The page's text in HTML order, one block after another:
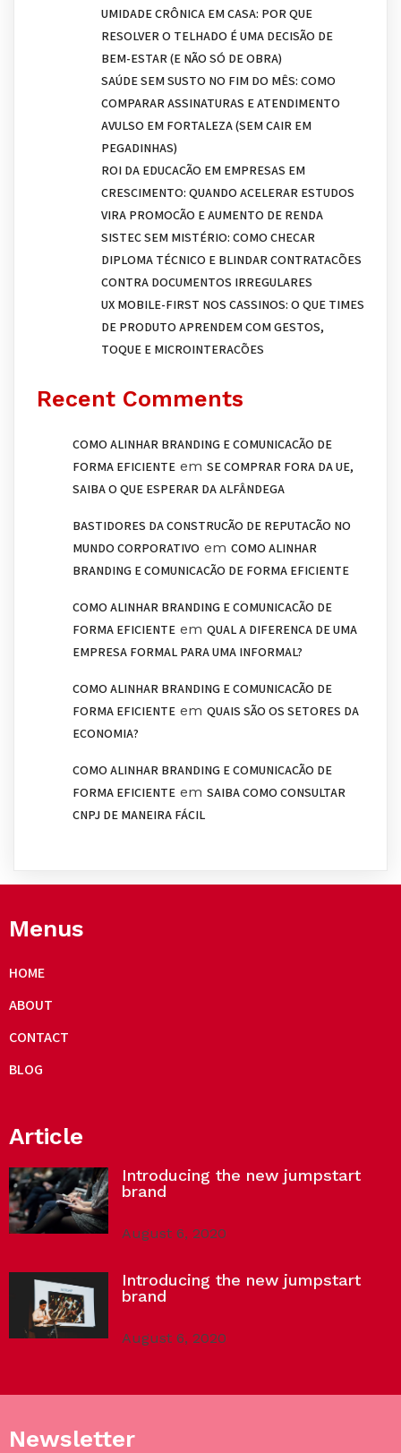
UMIDADE CRÔNICA EM CASA: POR QUE
RESOLVER O TELHADO É UMA DECISÃO DE
BEM-ESTAR (E NÃO SÓ DE OBRA)
SAÚDE SEM SUSTO NO FIM DO MÊS: COMO
COMPARAR ASSINATURAS E ATENDIMENTO
AVULSO EM FORTALEZA (SEM CAIR EM
PEGADINHAS)
ROI DA EDUCAÇÃO EM EMPRESAS EM
CRESCIMENTO: QUANDO ACELERAR ESTUDOS
VIRA PROMOÇÃO E AUMENTO DE RENDA
SISTEC SEM MISTÉRIO: COMO CHECAR
DIPLOMA TÉCNICO E BLINDAR CONTRATAÇÕES
CONTRA DOCUMENTOS IRREGULARES
UX MOBILE-FIRST NOS CASSINOS: O QUE TIMES
DE PRODUTO APRENDEM COM GESTOS,
TOQUE E MICROINTERAÇÕES
Recent Comments
COMO ALINHAR BRANDING E COMUNICAÇÃO DE
FORMA EFICIENTE em SE COMPRAR FORA DA UE,
SAIBA O QUE ESPERAR DA ALFÂNDEGA
BASTIDORES DA CONSTRUÇÃO DE REPUTAÇÃO NO
MUNDO CORPORATIVO em COMO ALINHAR
BRANDING E COMUNICAÇÃO DE FORMA EFICIENTE
COMO ALINHAR BRANDING E COMUNICAÇÃO DE
FORMA EFICIENTE em QUAL A DIFERENÇA DE UMA
EMPRESA FORMAL PARA UMA INFORMAL?
COMO ALINHAR BRANDING E COMUNICAÇÃO DE
FORMA EFICIENTE em QUAIS SÃO OS SETORES DA
ECONOMIA?
COMO ALINHAR BRANDING E COMUNICAÇÃO DE
FORMA EFICIENTE em SAIBA COMO CONSULTAR
CNPJ DE MANEIRA FÁCIL
Menus
HOME
ABOUT
CONTACT
BLOG
Article
Introducing the new jumpstart
brand
August 6, 2020
Introducing the new jumpstart
brand
August 6, 2020
Newsletter